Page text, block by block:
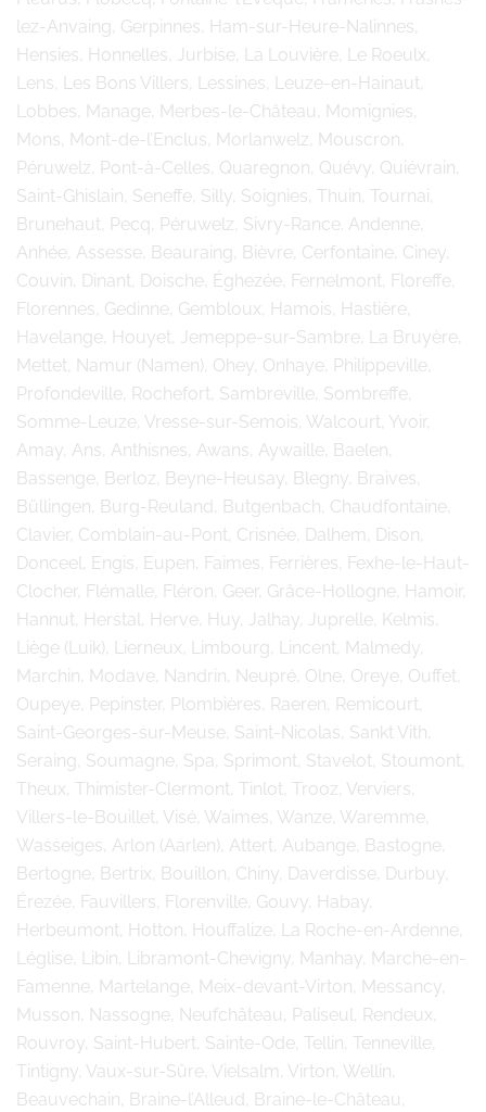
lez-Anvaing, Gerpinnes, Ham-sur-Heure-Nalinnes,
Hensies, Honnelles, Jurbise, La Louvière, Le Roeulx,
Lens, Les Bons Villers, Lessines, Leuze-en-Hainaut,
Lobbes, Manage, Merbes-le-Château, Momignies,
Mons, Mont-de-l’Enclus, Morlanwelz, Mouscron,
Péruwelz, Pont-à-Celles, Quaregnon, Quévy, Quiévrain,
Saint-Ghislain, Seneffe, Silly, Soignies, Thuin, Tournai,
Brunehaut, Pecq, Péruwelz, Sivry-Rance. Andenne,
Anhée, Assesse, Beauraing, Bièvre, Cerfontaine, Ciney,
Couvin, Dinant, Doische, Éghezée, Fernelmont, Floreffe,
Florennes, Gedinne, Gembloux, Hamois, Hastière,
Havelange, Houyet, Jemeppe-sur-Sambre, La Bruyère,
Mettet, Namur (Namen), Ohey, Onhaye, Philippeville,
Profondeville, Rochefort, Sambreville, Sombreffe,
Somme-Leuze, Vresse-sur-Semois, Walcourt, Yvoir,
Amay, Ans, Anthisnes, Awans, Aywaille, Baelen,
Bassenge, Berloz, Beyne-Heusay, Blegny, Braives,
Büllingen, Burg-Reuland, Butgenbach, Chaudfontaine,
Clavier, Comblain-au-Pont, Crisnée, Dalhem, Dison,
Donceel, Engis, Eupen, Faimes, Ferrières, Fexhe-le-Haut-
Clocher, Flémalle, Fléron, Geer, Grâce-Hollogne, Hamoir,
Hannut, Herstal, Herve, Huy, Jalhay, Juprelle, Kelmis,
Liège (Luik), Lierneux, Limbourg, Lincent, Malmedy,
Marchin, Modave, Nandrin, Neupré, Olne, Oreye, Ouffet,
Oupeye, Pepinster, Plombières, Raeren, Remicourt,
Saint-Georges-sur-Meuse, Saint-Nicolas, Sankt Vith,
Seraing, Soumagne, Spa, Sprimont, Stavelot, Stoumont,
Theux, Thimister-Clermont, Tinlot, Trooz, Verviers,
Villers-le-Bouillet, Visé, Waimes, Wanze, Waremme,
Wasseiges, Arlon (Aarlen), Attert, Aubange, Bastogne,
Bertogne, Bertrix, Bouillon, Chiny, Daverdisse, Durbuy,
Érezée, Fauvillers, Florenville, Gouvy, Habay,
Herbeumont, Hotton, Houffalize, La Roche-en-Ardenne,
Léglise, Libin, Libramont-Chevigny, Manhay, Marche-en-
Famenne, Martelange, Meix-devant-Virton, Messancy,
Musson, Nassogne, Neufchâteau, Paliseul, Rendeux,
Rouvroy, Saint-Hubert, Sainte-Ode, Tellin, Tenneville,
Tintigny, Vaux-sur-Sûre, Vielsalm, Virton, Wellin,
Beauvechain, Braine-l’Alleud, Braine-le-Château,